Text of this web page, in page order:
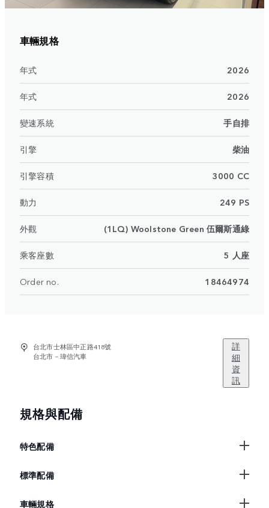
車輛規格
年式 2026
年式 2026
變速系統 手自排
引擎 柴油
引擎容積 3000 CC
動力 249 PS
外觀 (1LQ) Woolstone Green 伍爾斯通綠
乘客座數 5 人座
Order no. 18464974
台北市士林區中正路418號
台北市－瑋信汽車
詳
細
資
訊
規格與配備
特色配備
標準配備
車輛規格